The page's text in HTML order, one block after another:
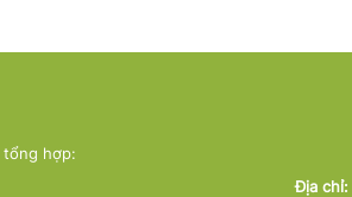
hợp:
Địa chỉ: